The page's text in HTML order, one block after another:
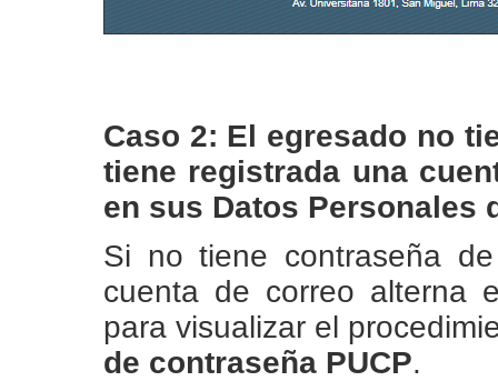
Caso 2: El egresado no
tiene registrada una
en sus Datos Personales
Si no tiene contraseña
cuenta de correo alterna
para visualizar el
de contraseña PUCP.